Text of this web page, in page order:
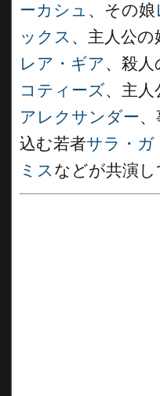
ーカシュ 、その娘
ックス 、主人公の
レア・ギア、殺人
コティーズ、主人
アレクサンダー
込む若者サラ・ガ
ミスなどが共演し